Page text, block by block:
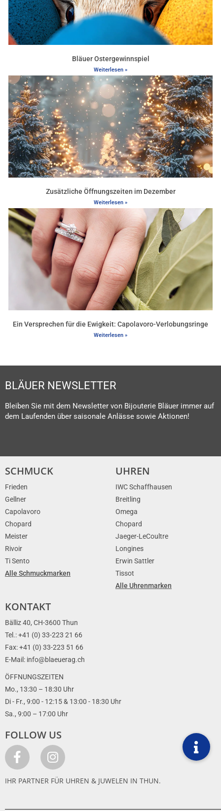
Bläuer Ostergewinnspiel
Weiterlesen »
Zusätzliche Öffnungszeiten im Dezember
Weiterlesen »
Ein Versprechen für die Ewigkeit: Capolavoro-Verlobungsringe
Weiterlesen »
BLÄUER NEWSLETTER
Bleiben Sie mit dem Newsletter von Bijouterie Bläuer immer auf
dem Laufenden über saisonale Anlässe sowie Aktionen!
SCHMUCK
Frieden
Gellner
Capolavoro
Chopard
Meister
Rivoir
Ti Sento
Alle Schmuckmarken
UHREN
IWC Schaffhausen
Breitling
Omega
Chopard
Jaeger-LeCoultre
Longines
Erwin Sattler
Tissot
Alle Uhrenmarken
KONTAKT
Bälliz 40, CH-3600 Thun
Tel.: +41 (0) 33-223 21 66
Fax: +41 (0) 33-223 51 66
E-Mail: info@blaeuerag.ch
ÖFFNUNGSZEITEN
Mo., 13:30 – 18:30 Uhr
Di - Fr., 9:00 - 12:15 & 13:00 - 18:30 Uhr
Sa., 9:00 – 17:00 Uhr
FOLLOW US
IHR PARTNER FÜR UHREN & JUWELEN IN THUN.